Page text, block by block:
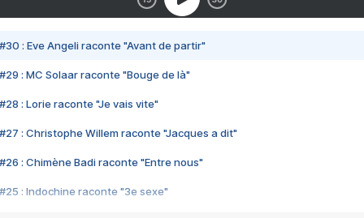
#30 : Eve Angeli raconte "Avant de partir"
#29 : MC Solaar raconte "Bouge de là"
#28 : Lorie raconte "Je vais vite"
#27 : Christophe Willem raconte "Jacques a dit"
#26 : Chimène Badi raconte "Entre nous"
#25 : Indochine raconte "3e sexe"